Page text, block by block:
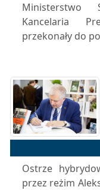
Ministerstwo
Kancelaria
przekonały do
Ostrze
przez reżim